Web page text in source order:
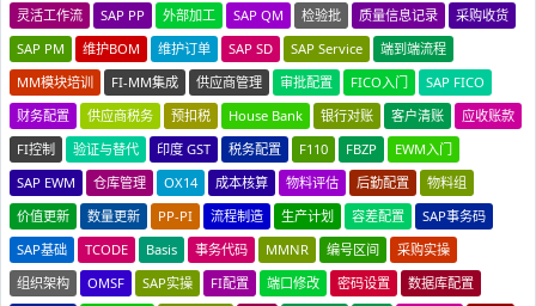
灵活工作流
SAP PP 外部加工 SAP QM 检验批 质量信息记录
采购收货
SAP PM
维护BOM 维护订单 SAP SD SAP Service
端到端流程
MM模块培训
FI-MM集成 供应商管理 审批配置 FICO入门
SAP FICO
财务配置
供应商税务 预扣税 House Bank 银行对账 客户清账
应收账款
FI控制
验证与替代 印度 GST 税务配置 F110 FBZP
EWM入门
SAP EWM
仓库管理 OX14 成本核算 物料评估 后勤配置
物料组
价值更新
数量更新 PP-PI 流程制造 生产计划 容差配置
SAP事务码
SAP基础
TCODE Basis 事务代码 MMNR 编号区间
采购实操
组织架构
OMSF SAP实操 FI配置 端口修改 密码设置
数据库配置